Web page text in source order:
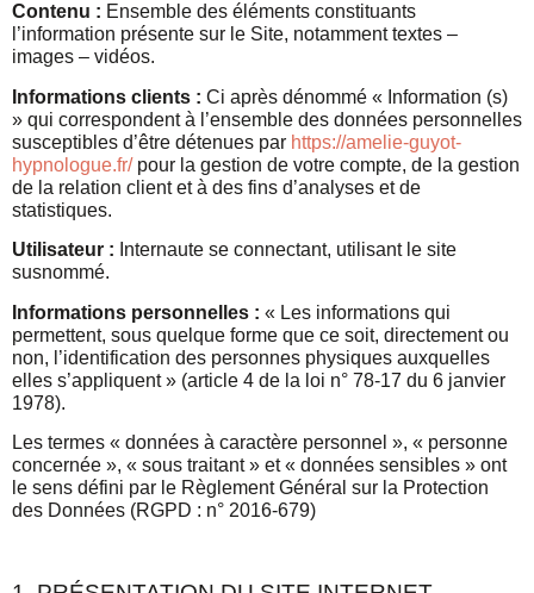
Contenu : Ensemble des éléments constituants
l’information présente sur le Site, notamment textes –
images – vidéos.
Informations clients : Ci après dénommé « Information (s)
» qui correspondent à l’ensemble des données personnelles
susceptibles d’être détenues par https://amelie-guyot-
hypnologue.fr/pour la gestion de votre compte, de la gestion
de la relation client et à des fins d’analyses et de
statistiques.
Utilisateur : Internaute se connectant, utilisant le site
susnommé.
Informations personnelles : « Les informations qui
permettent, sous quelque forme que ce soit, directement ou
non, l’identification des personnes physiques auxquelles
elles s’appliquent » (article 4 de la loi n° 78-17 du 6 janvier
1978).
Les termes « données à caractère personnel », « personne
concernée », « sous traitant » et « données sensibles » ont
le sens défini par le Règlement Général sur la Protection
des Données (RGPD : n° 2016-679)